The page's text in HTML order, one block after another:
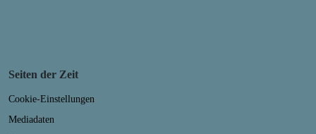
Seiten der Zeit
Cookie-Einstellungen
Mediadaten